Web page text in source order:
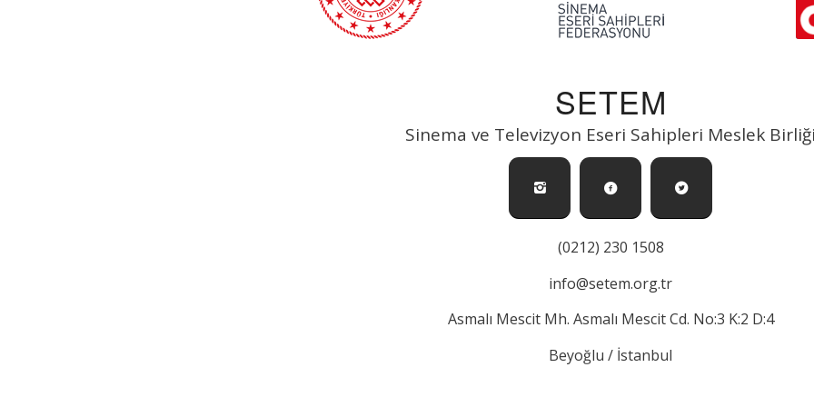
SETEM
Sinema ve Televizyon Eseri Sahipleri Meslek
(0212) 230 1508
info@setem.org.tr
Asmalı Mescit Mh. Asmalı Mescit Cd. No:3 K:2 D:4
Beyoğlu / İstanbul